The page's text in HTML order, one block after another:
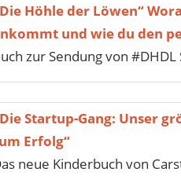
Höhle der Löwen“
und wie du den
zur Sendung von
Startup-Gang: Unser
Erfolg“
neue Kinderbuch von